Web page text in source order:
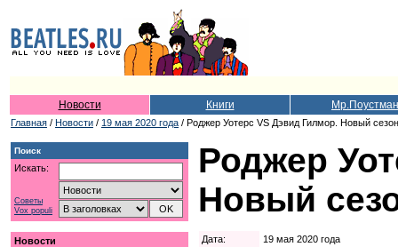
Новости Книги Мр.Поустман
Главная / Новости / 19 мая 2020 года / Роджер Уотерс VS Дэвид Гилмор. Новый сезон
Поиск
Искать:
Советы
Vox populi
Новости
Роджер
Новый
Дата:
19 мая 2020 года